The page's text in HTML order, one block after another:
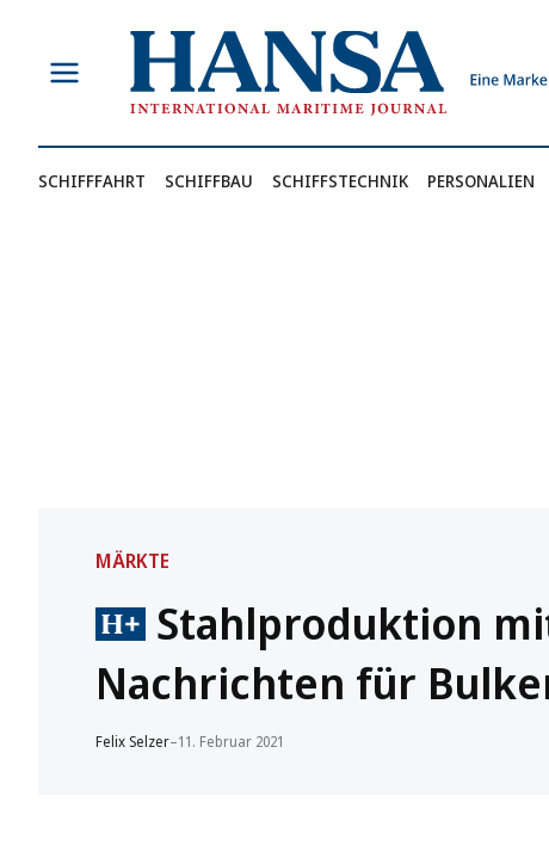
springen
SCHIFFFAHRT SCHIFFBAU SCHIFFSTECHNIK PERSONALIEN
MÄRKTE
Stahlproduktion
Nachrichten für
Felix Selzer–11. Februar 2021